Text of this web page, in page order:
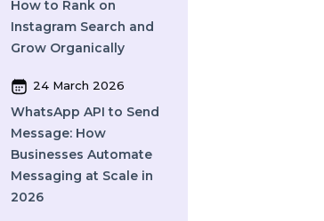
and How Does It Work?
A Complete Guide
How to Rank on
Instagram Search and
Grow Organically